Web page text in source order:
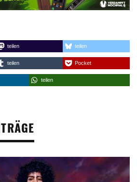
teilen teilen
teilen Pocket
teilen